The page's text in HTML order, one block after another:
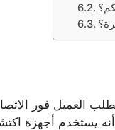
لطلب العميل فور
أنه يستخدم أجهزة